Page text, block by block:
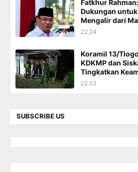
Fatkhur
Dukungan
Mengalir dari
22.24
Koramil 13/
KDKMP dan
Tingkatkan
22.53
SUBSCRIBE US